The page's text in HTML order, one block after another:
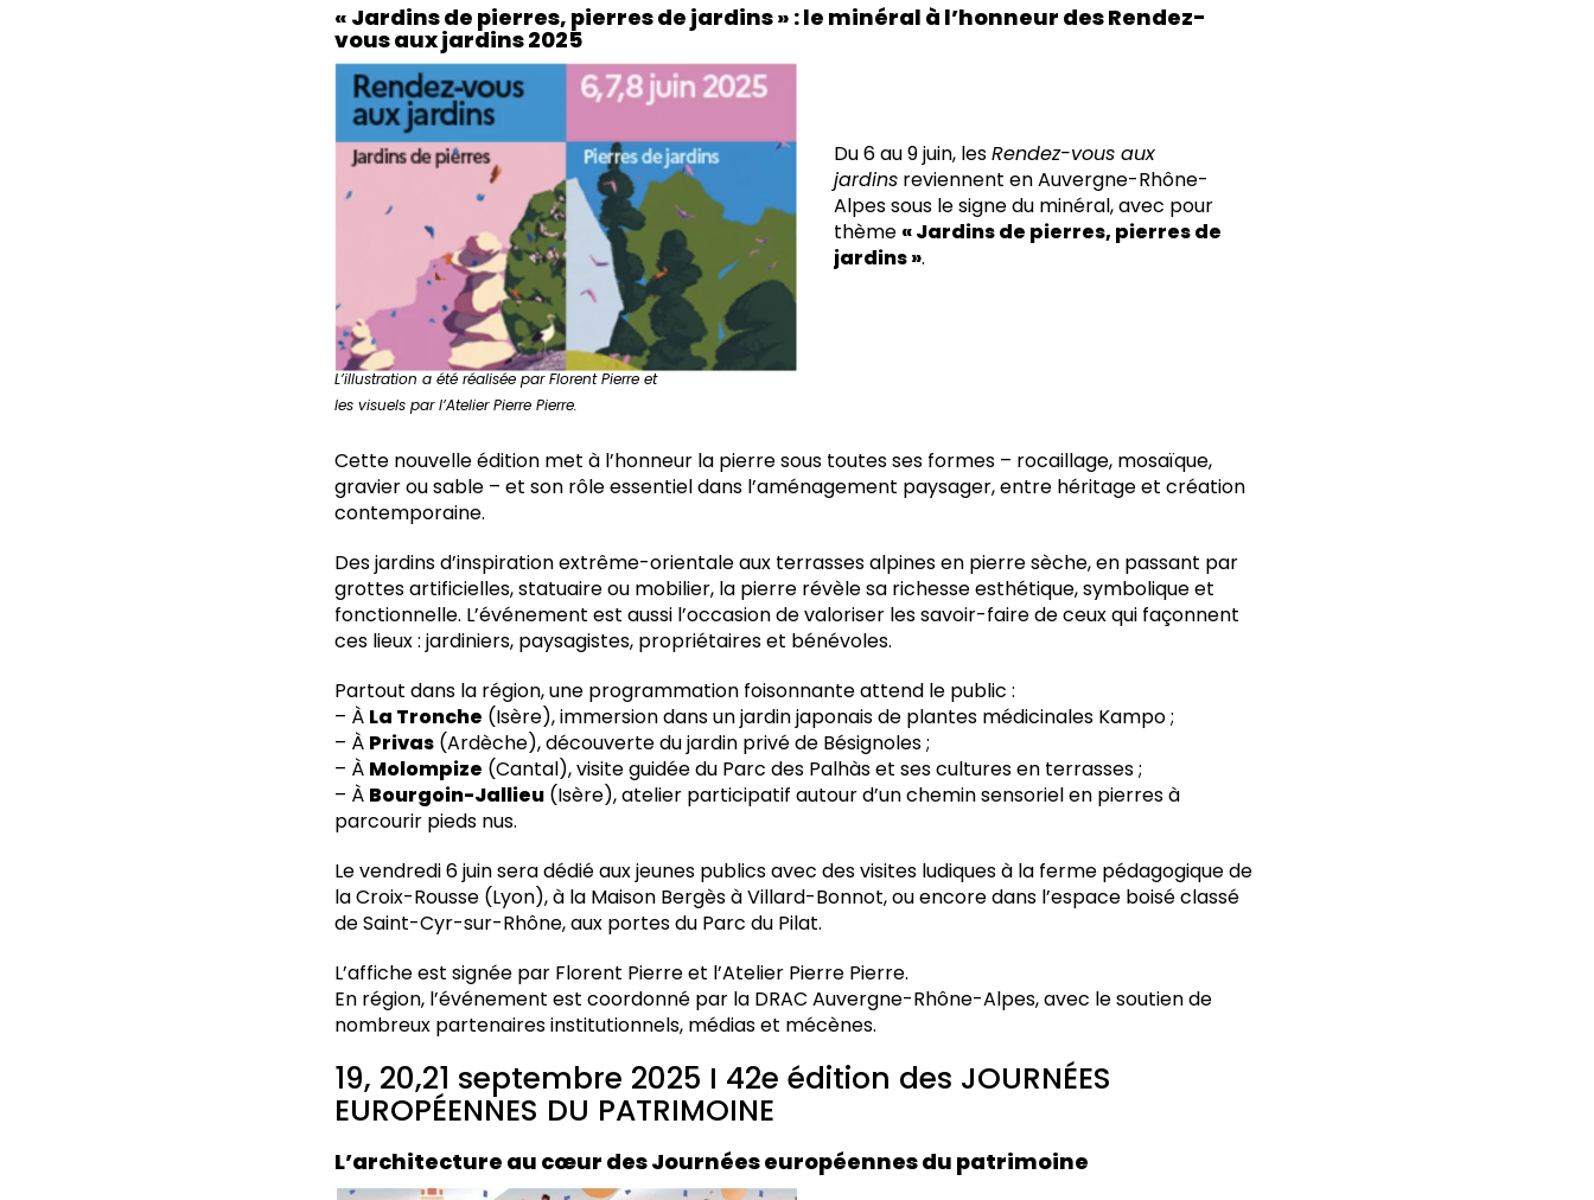
« Jardins de pierres, pierres de jardins » : le minéral à l’honneur des Rendez-
vous aux jardins 2025
Du 6 au 9 juin, lesRendez-vous aux
jardins reviennent en Auvergne-Rhône-
Alpes sous le signe du minéral, avec pour
thème « Jardins de pierres, pierres de
jardins ».
L’illustration a été réalisée par Florent Pierre et
les visuels par l’Atelier Pierre Pierre.
Cette nouvelle édition met à l’honneur la pierre sous toutes ses formes – rocaillage, mosaïque,
gravier ou sable – et son rôle essentiel dans l’aménagement paysager, entre héritage et création
contemporaine.
Des jardins d’inspiration extrême-orientale aux terrasses alpines en pierre sèche, en passant par
grottes artificielles, statuaire ou mobilier, la pierre révèle sa richesse esthétique, symbolique et
fonctionnelle. L’événement est aussi l’occasion de valoriser les savoir-faire de ceux qui façonnent
ces lieux : jardiniers, paysagistes, propriétaires et bénévoles.
Partout dans la région, une programmation foisonnante attend le public :
– À La Tronche (Isère), immersion dans un jardin japonais de plantes médicinales Kampo ;
– À Privas (Ardèche), découverte du jardin privé de Bésignoles ;
– À Molompize (Cantal), visite guidée du Parc des Palhàs et ses cultures en terrasses ;
– À Bourgoin-Jallieu (Isère), atelier participatif autour d’un chemin sensoriel en pierres à
parcourir pieds nus.
Le vendredi 6 juin sera dédié aux jeunes publics avec des visites ludiques à la ferme pédagogique de
la Croix-Rousse (Lyon), à la Maison Bergès à Villard-Bonnot, ou encore dans l’espace boisé classé
de Saint-Cyr-sur-Rhône, aux portes du Parc du Pilat.
L’affiche est signée par Florent Pierre et l’Atelier Pierre Pierre.
En région, l’événement est coordonné par la DRAC Auvergne-Rhône-Alpes, avec le soutien de
nombreux partenaires institutionnels, médias et mécènes.
19, 20,21 septembre 2025 I 42e édition des JOURNÉES
EUROPÉENNES DU PATRIMOINE
L’architecture au cœur des Journées européennes du patrimoine